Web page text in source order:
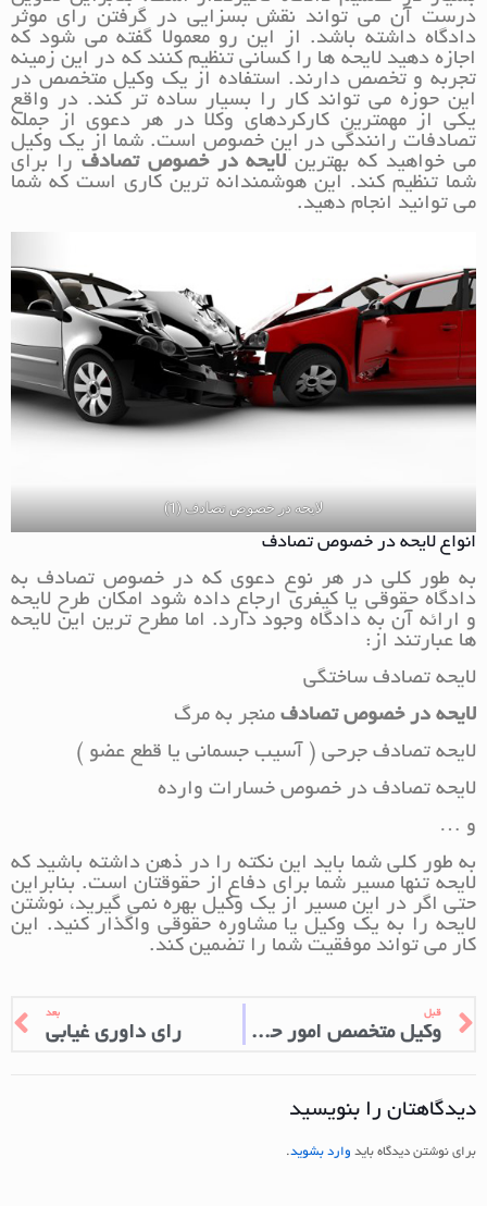
درست آن می تواند نقش بسزایی در گرفتن رای موثر
دادگاه داشته باشد. از این رو معمولا گفته می شود که
اجازه دهید لایحه ها را کسانی تنظیم کنند که در این زمینه
تجربه و تخصص دارند. استفاده از یک وکیل متخصص در
این حوزه می تواند کار را بسیار ساده تر کند. در واقع
یکی از مهمترین کارکردهای وکلا در هر دعوی از جمله
تصادفات رانندگی در این خصوص است. شما از یک وکیل
می خواهید که بهترین لایحه در خصوص تصادف را برای
شما تنظیم کند. این هوشمندانه ترین کاری است که شما
می توانید انجام دهید.
لایحه در خصوص تصادف (1)
انواع لایحه در خصوص تصادف
به طور کلی در هر نوع دعوی که در خصوص تصادف به
دادگاه حقوقی یا کیفری ارجاع داده شود امکان طرح لایحه
و ارائه آن به دادگاه وجود دارد. اما مطرح ترین این لایحه
ها عبارتند از:
لایحه تصادف ساختگی
لایحه در خصوص تصادف منجر به مرگ
لایحه تصادف جرحی ( آسیب جسمانی یا قطع عضو )
لایحه تصادف در خصوص خسارات وارده
و …
به طور کلی شما باید این نکته را در ذهن داشته باشید که
لایحه تنها مسیر شما برای دفاع از حقوقتان است. بنابراین
حتی اگر در این مسیر از یک وکیل بهره نمی گیرید، نوشتن
لایحه را به یک وکیل یا مشاوره حقوقی واگذار کنید. این
کار می تواند موفقیت شما را تضمین کند.
قبل
وکیل متخصص امور حسبی
بعد
رای داوری غیابی
دیدگاهتان را بنویسید
برای نوشتن دیدگاه باید وارد بشوید.